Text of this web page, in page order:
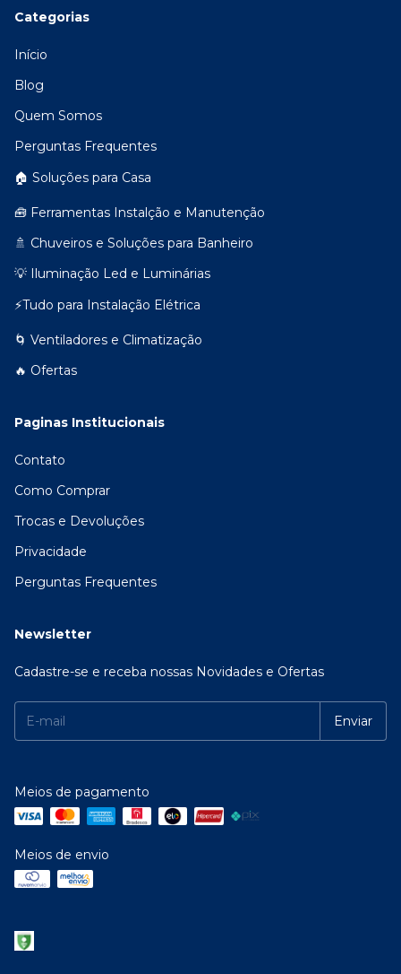
Categorias
Início
Blog
Quem Somos
Perguntas Frequentes
🏠 Soluções para Casa
🧰 Ferramentas Instalção e Manutenção
🚿 Chuveiros e Soluções para Banheiro
💡 Iluminação Led e Luminárias
⚡Tudo para Instalação Elétrica
🌀 Ventiladores e Climatização
🔥 Ofertas
Paginas Institucionais
Contato
Como Comprar
Trocas e Devoluções
Privacidade
Perguntas Frequentes
Newsletter
Cadastre-se e receba nossas Novidades e Ofertas
Meios de pagamento
Meios de envio